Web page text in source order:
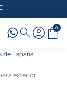
0
de España
exterior